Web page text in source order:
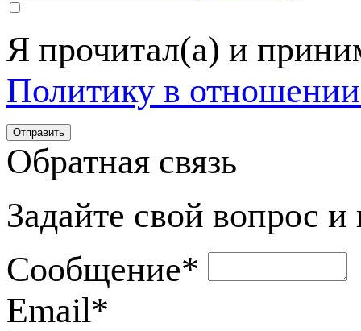
Я прочитал(а) и
Политику в
Обратная связь
Задайте свой вопрос
Сообщение*
Email*